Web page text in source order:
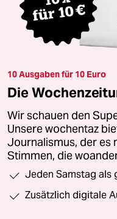
10 Ausgaben für 10 Euro
Die
Wir schauen den
Unsere wochentaz
Journalismus, der es
Stimmen, die
Jeden Samstag als
Zusätzlich digitale